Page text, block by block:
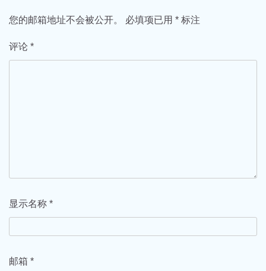
您的邮箱地址不会被公开。 必填项已用 * 标注
评论 *
显示名称 *
邮箱 *